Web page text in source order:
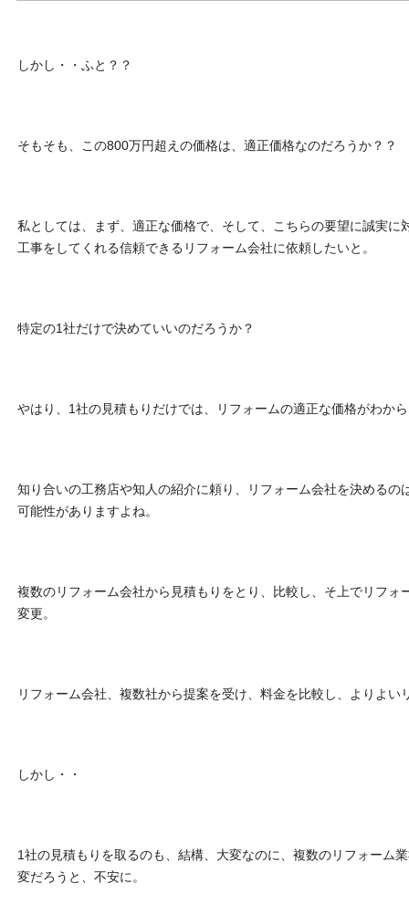
しかし・・ふと？？
そもそも、この800万円超えの価格は、適正価格なのだろうか？？
私としては、まず、適正な価格で、そして、こちらの要望に誠実に
工事をしてくれる信頼できるリフォーム会社に依頼したいと。
特定の1社だけで決めていいのだろうか？
やはり、1社の見積もりだけでは、リフォームの適正な価格がわか
知り合いの工務店や知人の紹介に頼り、リフォーム会社を決めるの
可能性がありますよね。
複数のリフォーム会社から見積もりをとり、比較し、そ上でリフォ
変更。
リフォーム会社、複数社から提案を受け、料金を比較し、よりよい
しかし・・
1社の見積もりを取るのも、結構、大変なのに、複数のリフォーム
変だろうと、不安に。